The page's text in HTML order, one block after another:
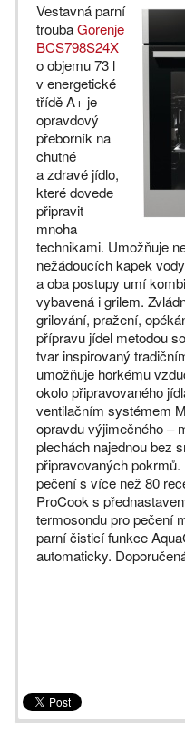
Vestavná parní
troubaGorenje
BCS798S24X
o objemu 73 l
v energetické
třídě A+ je
opravdový
přeborník na
chutné
a zdravé jídlo,
které dovede
připravit
mnoha
technikami. Umožňuje
nežádoucích kapek
a oba postupy umí
vybavená i grilem.
grilování, pražení,
přípravu jídel metodou
tvar inspirovaný
umožňuje horkému
okolo připravovaného
ventilačním systémem
opravdu výjimečného –
plechách najednou bez
připravovaných
pečení s více než 80
ProCook s
termosondu pro pečení
parní čisticí funkce
automaticky.